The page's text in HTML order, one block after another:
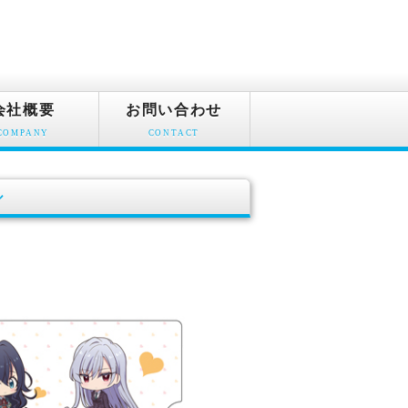
社概要 お問い合わせ
CONTACT